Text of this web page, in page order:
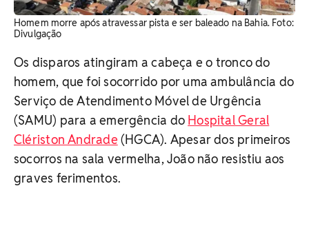
Homem morre após atravessar pista e ser baleado na Bahia. Foto:
Divulgação
Os disparos atingiram a cabeça e o tronco do
homem, que foi socorrido por uma ambulância do
Serviço de Atendimento Móvel de Urgência
(SAMU) para a emergência do Hospital Geral
Clériston Andrade (HGCA). Apesar dos primeiros
socorros na sala vermelha, João não resistiu aos
graves ferimentos.